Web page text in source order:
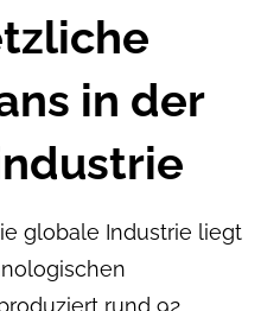
in der
globale Industrie liegt
rund 92